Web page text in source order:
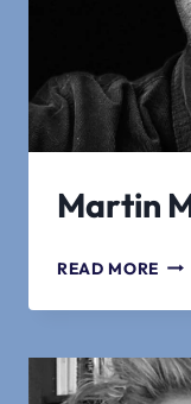
Martin
READ MORE